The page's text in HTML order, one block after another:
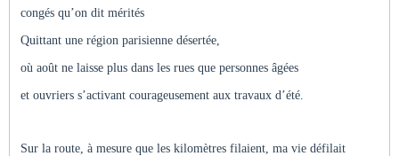
congés qu’on dit mérités
Quittant une région parisienne désertée,
où août ne laisse plus dans les rues que personnes âgées
et ouvriers s’activant courageusement aux travaux d’été.
Sur la route, à mesure que les kilomètres filaient, ma vie défilait